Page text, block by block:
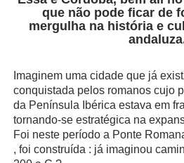
que não pode ficar de
mergulha na história e
Imaginem uma cidade que já
conquistada pelos romanos cujo
da Península Ibérica estava em
tornando-se estratégica na
Foi neste período a Ponte
, foi construída : já imaginou